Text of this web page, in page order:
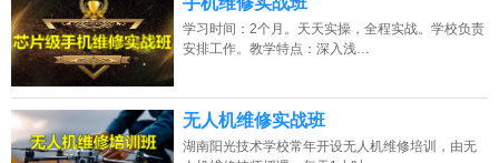
学习时间：2个月。天天实操，全程实战。学校负责
安排工作。教学特点：深入浅…
无人机维修实战班
湖南阳光技术学校常年开设无人机维修培训，由无
上海的网友正进入本页访问